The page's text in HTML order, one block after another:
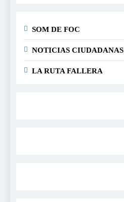
SOM DE FOC
NOTICIAS CIUDADANAS
LA RUTA FALLERA